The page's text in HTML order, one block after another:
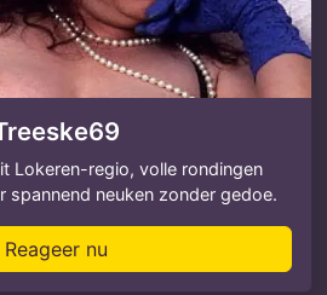
Lokeren-regio, volle rondingen
spannend neuken zonder gedoe.
Reageer nu